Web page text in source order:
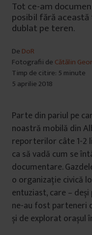
Tot ce-am
posibil fără
dublat pe teren.
De DoR
Fotografii de Cătălin
Timp de citire: 5 minute
5 aprilie 2018
Parte din pariul pe
noastră mobilă din
reporterilor câte 1-2
ca să vadă cum se
documentare.
o organizație civică
entuziast, care –
ne-au fost parteneri
și de explorat orașul